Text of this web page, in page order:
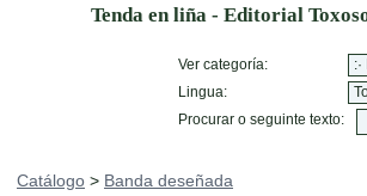
Tenda en liña - Editorial
Ver categoría:
Lingua:
Procurar o seguinte texto:
Catálogo > Banda deseñada